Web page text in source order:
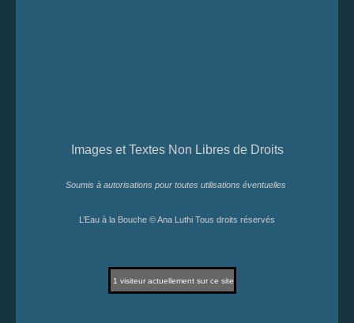
Images et Textes Non Libres de Droits
Soumis à autorisations pour toutes utilisations éventuelles
L’Eau à la Bouche © Ana Luthi Tous droits réservés
1 visiteur actuellement sur ce site